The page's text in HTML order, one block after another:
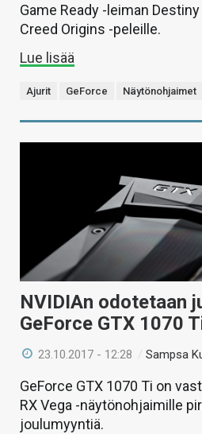
Game Ready -leiman
Creed Origins -peleille.
Lue lisää
Ajurit GeForce Näytönohjaimet
NVIDIAn odotetaan
GeForce GTX 1070
23.10.2017 - 12:28 /Sampsa
GeForce GTX 1070 Ti on
RX Vega -näytönohjaimille
joulumyyntiä.